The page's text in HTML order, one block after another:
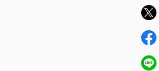
twit
ter
fac
ebo
ok
line